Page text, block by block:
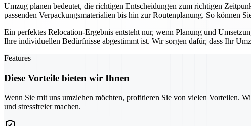
Umzug planen bedeutet, die richtigen Entscheidungen zum richtigen
passenden Verpackungsmaterialien bis hin zur Routenplanung. So können
Ein perfektes Relocation-Ergebnis entsteht nur, wenn Planung und
Ihre individuellen Bedürfnisse abgestimmt ist. Wir sorgen dafür, dass Ihr
Features
Diese Vorteile bieten wir Ihnen
Wenn Sie mit uns umziehen möchten, profitieren Sie von vielen Vorteilen.
und stressfreier machen.